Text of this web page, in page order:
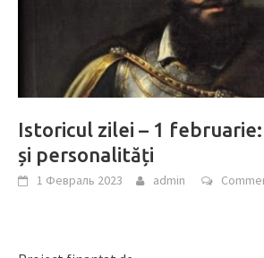
Istoricul zilei – 1
și personalități
1 Февраль 2023 admin